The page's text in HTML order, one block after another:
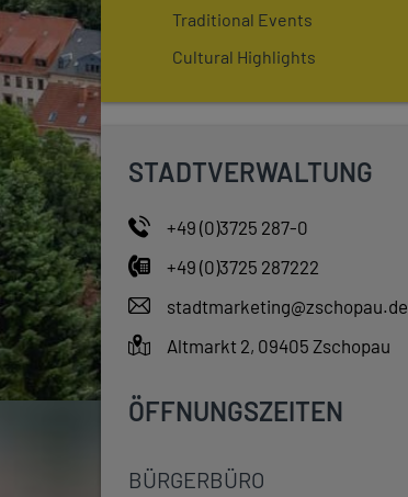
Traditional Events
Cultural Highlights
STADTVERWALTUNG
+49 (0)3725 287-0
+49 (0)3725 287222
stadtmarketing@zschopau.de
Altmarkt 2, 09405 Zschopau
ÖFFNUNGSZEITEN
BÜRGERBÜRO